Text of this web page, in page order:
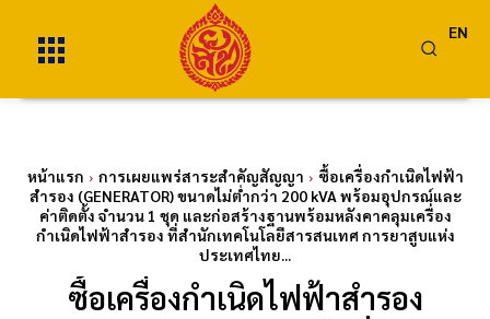
EN
หน้าแรก การเผยแพร่สาระสำคัญสัญญา
ซื้อเครื่องกำเนิดไฟฟ้า
สำรอง (GENERATOR) ขนาดไม่ต่ำกว่า 200 kVA พร้อมอุปกรณ์และ
ค่าติดตั้ง จำนวน 1 ชุด และก่อสร้างฐานพร้อมหลังคาคลุมเครื่อง
กำเนิดไฟฟ้าสำรอง ที่สำนักเทคโนโลยีสารสนเทศ การยาสูบแห่ง
ประเทศไทย...
ซื้อเครื่องกำเนิดไฟฟ้าสำรอง